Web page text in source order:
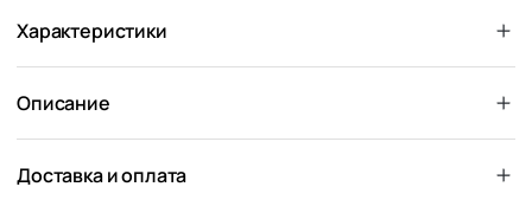
Характеристики
Описание
Доставка и оплата